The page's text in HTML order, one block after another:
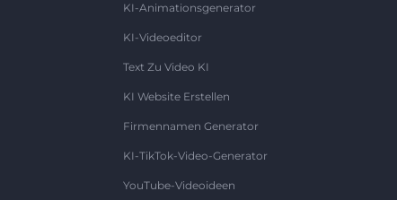
KI-Animationsgenerator
KI-Videoeditor
Text Zu Video KI
KI Website Erstellen
Firmennamen Generator
KI-TikTok-Video-Generator
YouTube-Videoideen